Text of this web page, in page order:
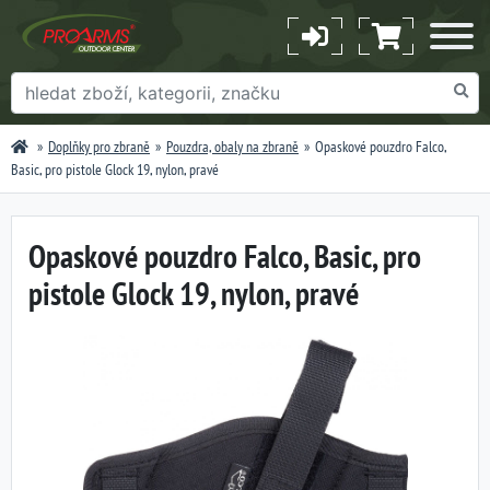
Doplňky pro zbraně Pouzdra, obaly na zbraně
Opaskové pouzdro Falco,
Basic, pro pistole Glock 19, nylon, pravé
Opaskové pouzdro Falco, Basic, pro
pistole Glock 19, nylon, pravé